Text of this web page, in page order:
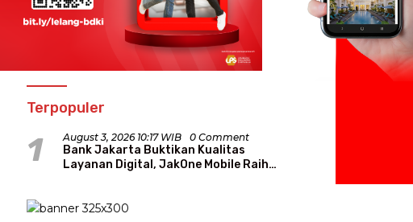
Terpopuler
1 August 3, 2026 10:17 WIB 0 Comment
Bank Jakarta Buktikan Kualitas
Layanan Digital, JakOne Mobile Raih